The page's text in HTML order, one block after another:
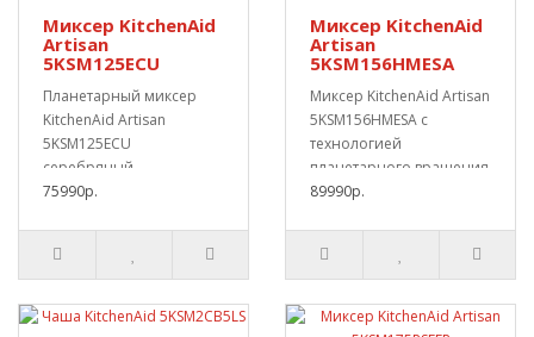
Миксер KitchenAid
Artisan
5KSM125ECU
Планетарный миксер
KitchenAid Artisan
5KSM125ECU
серебряный
медальон.Специально
75990р.
Миксер KitchenAid
Artisan
5KSM156HMESA
Миксер KitchenAid Artisan
5KSM156HMESA с
технологией
планетарного вращения
в интересном зеленом
89990р.